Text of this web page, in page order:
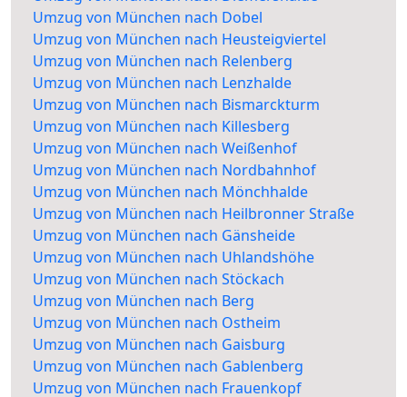
Umzug von München nach Dobel
Umzug von München nach Heusteigviertel
Umzug von München nach Relenberg
Umzug von München nach Lenzhalde
Umzug von München nach Bismarckturm
Umzug von München nach Killesberg
Umzug von München nach Weißenhof
Umzug von München nach Nordbahnhof
Umzug von München nach Mönchhalde
Umzug von München nach Heilbronner Straße
Umzug von München nach Gänsheide
Umzug von München nach Uhlandshöhe
Umzug von München nach Stöckach
Umzug von München nach Berg
Umzug von München nach Ostheim
Umzug von München nach Gaisburg
Umzug von München nach Gablenberg
Umzug von München nach Frauenkopf